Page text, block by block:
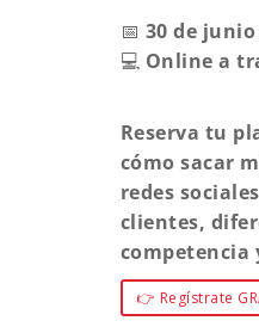
📅 30 de junio
💻 Online a
Reserva tu
cómo sacar
redes
clientes,
competencia
👉 Regístrate